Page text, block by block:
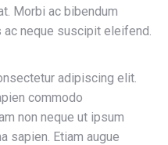
Morbi ac bibendum
ac neque suscipit eleifend.
adipiscing elit.
commodo
non neque ut ipsum
sapien. Etiam augue